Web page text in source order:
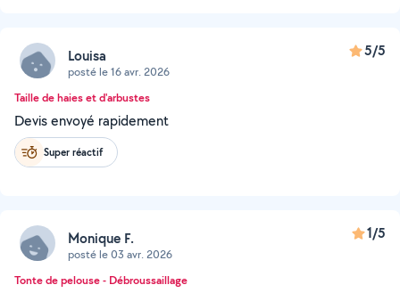
Louisa
posté le 16 avr. 2026
5/5
Taille de haies et d'arbustes
Devis envoyé rapidement
Super réactif
Monique F.
posté le 03 avr. 2026
1/5
Tonte de pelouse - Débroussaillage